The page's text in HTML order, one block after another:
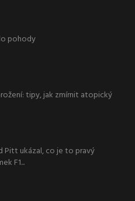
pohody
tipy, jak zmírnit atopický
Pitt ukázal, co je to pravý
F1...